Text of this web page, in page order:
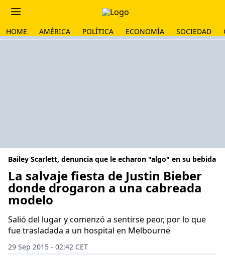
HOME AMÉRICA POLÍTICA ECONOMÍA SOCIEDAD
Bailey Scarlett, denuncia que le echaron "algo" en su bebida
La salvaje fiesta de Justin Bieber
donde drogaron a una cabreada
modelo
Salió del lugar y comenzó a sentirse peor, por lo que
fue trasladada a un hospital en Melbourne
29 Sep 2015 - 02:42 CET